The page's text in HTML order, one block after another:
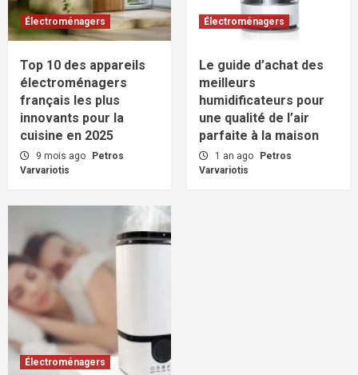
Électroménagers
Top 10 des appareils
électroménagers
français les plus
innovants pour la
cuisine en 2025
9 mois ago
Petros
Varvariotis
Électroménagers
Le guide d’achat des
meilleurs
humidificateurs pour
une qualité de l’air
parfaite à la maison
1 an ago
Petros
Varvariotis
Électroménagers